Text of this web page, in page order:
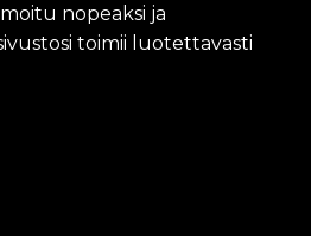
nopeaksi ja
toimii luotettavasti